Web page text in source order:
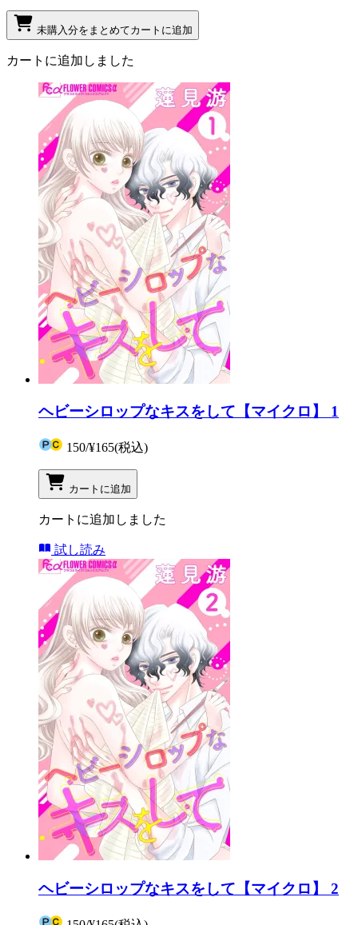
未購入分をまとめてカートに追加
カートに追加しました
ヘビーシロップなキスをして【マイクロ】 1
150/¥165(税込)
カートに追加
カートに追加しました
試し読み
ヘビーシロップなキスをして【マイクロ】 2